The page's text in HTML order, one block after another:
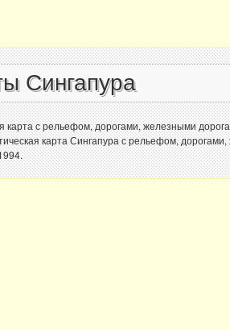
Сингапура
карта с рельефом, дорогами, железными
карта Сингапура с рельефом,